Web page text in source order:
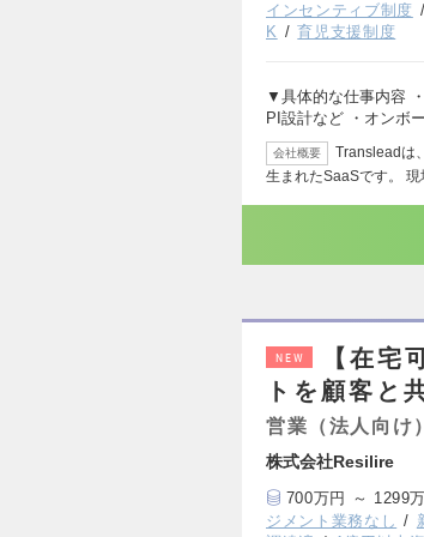
インセンティブ制度
K
育児支援制度
▼具体的な仕事内容
PI設計など ・オンボ
会社概要
Transleadは
生まれたSaaSです。
NEW
【在宅
トを顧客と
営業（法人向け）
株式会社Resilire
700万円 ～ 1299
ジメント業務なし